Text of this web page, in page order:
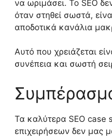
να ωριμάσει. Το SEO
όταν στηθεί σωστά,
αποδοτικά κανάλια
Αυτό που χρειάζεται
συνέπεια και σωστή
Τα καλύτερα SEO case
επιχειρήσεων δεν μας